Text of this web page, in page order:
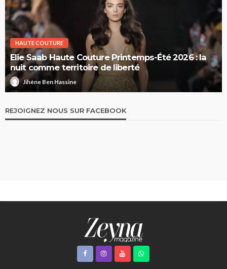
HAUTE COUTURE
Elie Saab Haute Couture Printemps-Été 2026 : la
nuit comme territoire de liberté
Jihène Ben Hassine
REJOIGNEZ NOUS SUR FACEBOOK